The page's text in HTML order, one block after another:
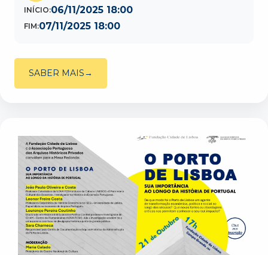
INÍCIO:06/11/2025 18:00
FIM:07/11/2025 18:00
SABER MAIS